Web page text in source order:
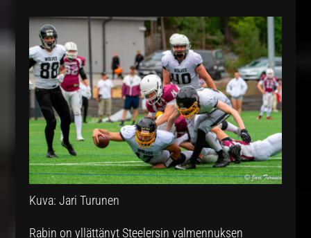
Kuva: Jari Turunen
Rabin on yllättänyt Steelersin valmennuksen